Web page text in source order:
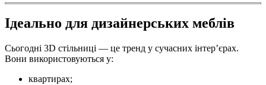
Ідеально для дизайнерських меблів
Сьогодні 3D стільниці — це тренд у сучасних інтер’єрах.
Вони використовуються у:
квартирах;